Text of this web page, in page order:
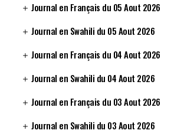
Journal en Français du 05 Aout 2026
Journal en Swahili du 05 Aout 2026
Journal en Français du 04 Aout 2026
Journal en Swahili du 04 Aout 2026
Journal en Français du 03 Aout 2026
Journal en Swahili du 03 Aout 2026